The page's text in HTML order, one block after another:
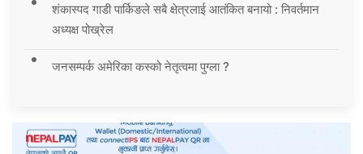
शंकास्पद गाडी पार्किङले सबै क्षेत्रलाई आतंकित बनायो : निवर्तमान
अध्यक्ष पोख्रेल
जनसम्पर्क अमेरिका कस्को नेतृत्वमा पुग्ला ?